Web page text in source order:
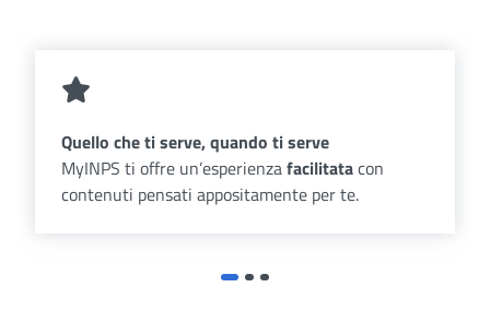
Quello che ti serve, quando ti serve
MyINPS ti offre un’esperienzafacilitatacon
contenuti pensati appositamente per te.